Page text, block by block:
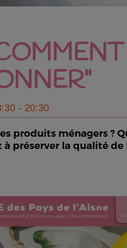
- 20:30
produits ménagers ?
préserver la qualité